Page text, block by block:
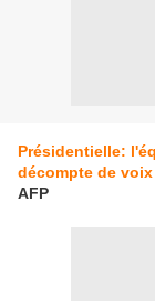
Présidentielle:
décompte de voix
AFP